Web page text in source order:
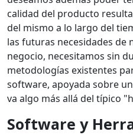
calidad del producto
del mismo a lo largo del
las futuras necesidades de
negocio, necesitamos sin
metodologías existentes
software, apoyada sobre
va algo más allá del típico
Software y